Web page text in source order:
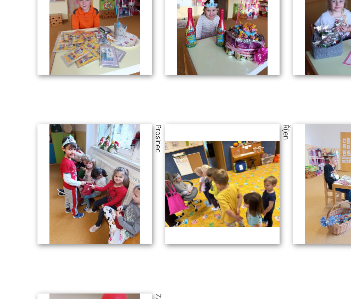
Prosinec Říjen